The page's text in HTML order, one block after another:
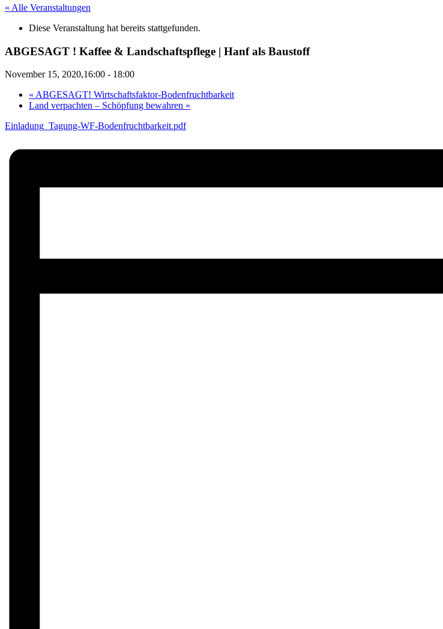
« Alle Veranstaltungen
Diese Veranstaltung hat bereits stattgefunden.
ABGESAGT ! Kaffee & Landschaftspflege | Hanf als Baustoff
November 15, 2020,16:00 - 18:00
« ABGESAGT! Wirtschaftsfaktor-Bodenfruchtbarkeit
Land verpachten – Schöpfung bewahren »
Einladung_Tagung-WF-Bodenfruchtbarkeit.pdf